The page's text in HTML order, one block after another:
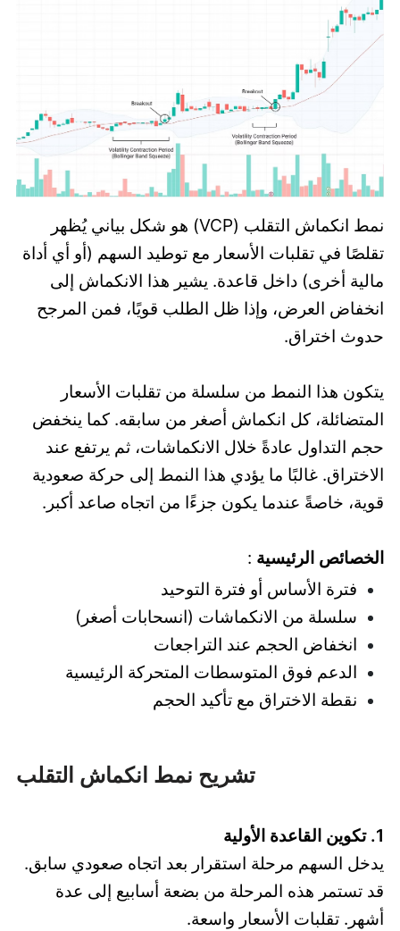
نمط انكماش التقلب (VCP) هو شكل بياني يُظهر
تقلصًا في تقلبات الأسعار مع توطيد السهم (أو أي أداة
مالية أخرى) داخل قاعدة. يشير هذا الانكماش إلى
انخفاض العرض، وإذا ظل الطلب قويًا، فمن المرجح
حدوث اختراق.
يتكون هذا النمط من سلسلة من تقلبات الأسعار
المتضائلة، كل انكماش أصغر من سابقه. كما ينخفض
حجم التداول عادةً خلال الانكماشات، ثم يرتفع عند
الاختراق. غالبًا ما يؤدي هذا النمط إلى حركة صعودية
قوية، خاصةً عندما يكون جزءًا من اتجاه صاعد أكبر.
الخصائص الرئيسية :
فترة الأساس أو فترة التوحيد
سلسلة من الانكماشات (انسحابات أصغر)
انخفاض الحجم عند التراجعات
الدعم فوق المتوسطات المتحركة الرئيسية
نقطة الاختراق مع تأكيد الحجم
تشريح نمط انكماش التقلب
1. تكوين القاعدة الأولية
يدخل السهم مرحلة استقرار بعد اتجاه صعودي سابق.
قد تستمر هذه المرحلة من بضعة أسابيع إلى عدة
أشهر. تقلبات الأسعار واسعة.